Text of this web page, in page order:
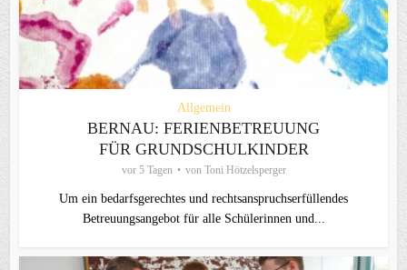
Allgemein
BERNAU: FERIENBETREUUNG
FÜR GRUNDSCHULKINDER
vor 5 Tagen von Toni Hötzelsperger
Um ein bedarfsgerechtes und rechtsanspruchserfüllendes
Betreuungsangebot für alle Schülerinnen und...